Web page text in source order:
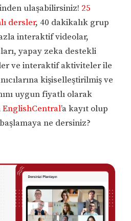
ulaşabilirsiniz! 25
dersler, 40 dakikalık grup
interaktif videolar,
yapay zeka destekli
ve interaktif aktiviteler ile
kişiselleştirilmiş ve
uygun fiyatlı olarak
EnglishCentral’a kayıt olup
ne dersiniz?